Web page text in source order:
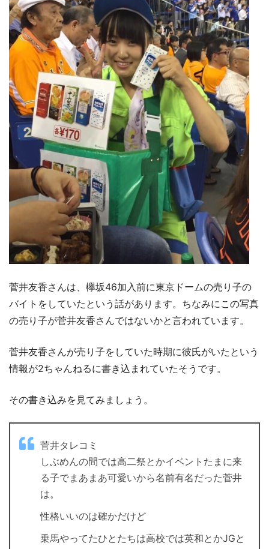
菅井友香さんは、欅坂46加入前に東京ドームの売り子の
バイトをしていたという話があります。ちなみにこの写真
の売り子が菅井友香さんではないかと言われています。
菅井友香さんが売り子をしていた時期に彼氏がいたという
情報が2ちゃんねるに書き込まれていたそうです。
その書き込みを見てみましょう。
菅井タレコミ
しぶめんの間では高二祭とかイベントたまに来
る子でまあまあ可愛いから名前有名だった菅井
は。
性格いいのは確かだけど
乗馬やってたひとたちは高校では英和とかJGと